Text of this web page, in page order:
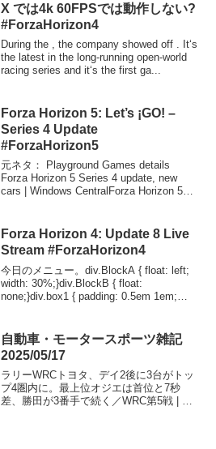
X では4k 60FPSでは動作しない?
#ForzaHorizon4
During the , the company showed off . It‘s
the latest in the long-running open-world
racing series and it‘s the first ga...
Forza Horizon 5: Let’s ¡GO! –
Series 4 Update
#ForzaHorizon5
元ネタ： Playground Games details
Forza Horizon 5 Series 4 update, new
cars | Windows CentralForza Horizon 5
Forza Horizon 4: Update 8 Live
Stream #ForzaHorizon4
今日のメニュー。div.BlockA { float: left;
width: 30%;}div.BlockB { float:
none;}div.box1 { padding: 0.5em 1em;
自動車・モータースポーツ雑記
2025/05/17
ラリーWRCトヨタ、デイ2後に3台がトッ
プ4圏内に。最上位オジエは首位と7秒
差、勝田が3番手で続く／WRC第5戦 | ニ